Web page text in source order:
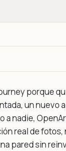
porque
un nuevo
nadie,
real de
pared sin